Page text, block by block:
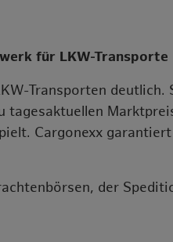
für LKW-Transporte
Transporten deutlich.
tagesaktuellen
Cargonexx
der